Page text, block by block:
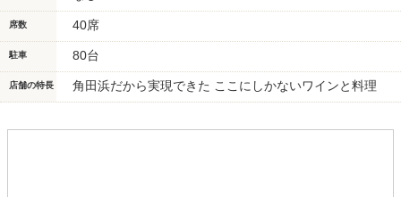
席数 40席
駐車 80台
店舗の特長 角田浜だから実現できた ここにしかないワインと料理